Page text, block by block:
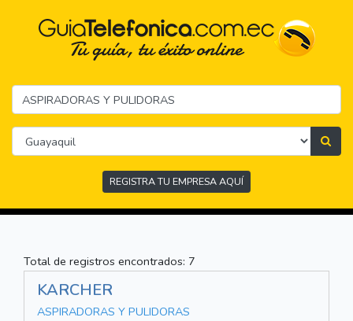
REGISTRA TU EMPRESA AQUÍ
Total de registros encontrados: 7
KARCHER
ASPIRADORAS Y PULIDORAS